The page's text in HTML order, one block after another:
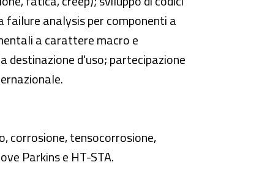
analysis per componenti a
a carattere macro e
d'uso; partecipazione
corrosione, tensocorrosione,
Parkins e HT-STA.